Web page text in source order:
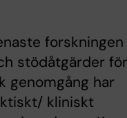
forskningen
stödåtgärder för
genomgång har
kliniskt